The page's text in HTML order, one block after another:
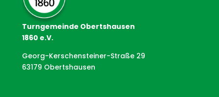
Turngemeinde Obertshausen
1860 e.V.
Georg-Kerschensteiner-Straße 29
63179 Obertshausen